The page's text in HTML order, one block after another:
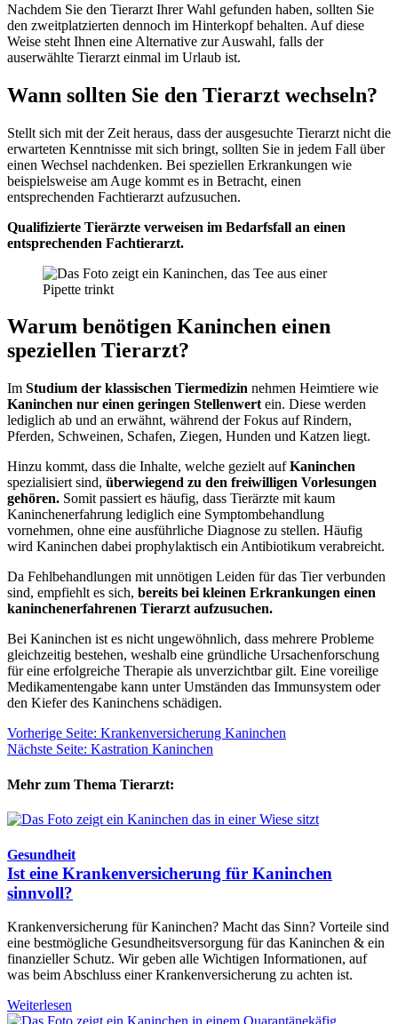
Nachdem Sie den Tierarzt Ihrer Wahl gefunden haben, sollten Sie
den zweitplatzierten dennoch im Hinterkopf behalten. Auf diese
Weise steht Ihnen eine Alternative zur Auswahl, falls der
auserwählte Tierarzt einmal im Urlaub ist.
Wann sollten Sie den Tierarzt wechseln?
Stellt sich mit der Zeit heraus, dass der ausgesuchte Tierarzt nicht die
erwarteten Kenntnisse mit sich bringt, sollten Sie in jedem Fall über
einen Wechsel nachdenken. Bei speziellen Erkrankungen wie
beispielsweise am Auge kommt es in Betracht, einen
entsprechenden Fachtierarzt aufzusuchen.
Qualifizierte Tierärzte verweisen im Bedarfsfall an einen
entsprechenden Fachtierarzt.
Warum benötigen Kaninchen einen
speziellen Tierarzt?
Im Studium der klassischen Tiermedizin nehmen Heimtiere wie
Kaninchen nur einen geringen Stellenwert ein. Diese werden
lediglich ab und an erwähnt, während der Fokus auf Rindern,
Pferden, Schweinen, Schafen, Ziegen, Hunden und Katzen liegt.
Hinzu kommt, dass die Inhalte, welche gezielt aufKaninchen
spezialisiert sind, überwiegend zu den freiwilligen Vorlesungen
gehören. Somit passiert es häufig, dass Tierärzte mit kaum
Kaninchenerfahrung lediglich eine Symptombehandlung
vornehmen, ohne eine ausführliche Diagnose zu stellen. Häufig
wird Kaninchen dabei prophylaktisch ein Antibiotikum verabreicht.
Da Fehlbehandlungen mit unnötigen Leiden für das Tier verbunden
sind, empfiehlt es sich, bereits bei kleinen Erkrankungen einen
kaninchenerfahrenen Tierarzt aufzusuchen.
Bei Kaninchen ist es nicht ungewöhnlich, dass mehrere Probleme
gleichzeitig bestehen, weshalb eine gründliche Ursachenforschung
für eine erfolgreiche Therapie als unverzichtbar gilt. Eine voreilige
Medikamentengabe kann unter Umständen das Immunsystem oder
den Kiefer des Kaninchens schädigen.
Vorherige Seite: Krankenversicherung Kaninchen
Nächste Seite: Kastration Kaninchen
Mehr zum Thema Tierarzt:
Gesundheit
Ist eine Krankenversicherung für Kaninchen
sinnvoll?
Krankenversicherung für Kaninchen? Macht das Sinn? Vorteile sind
eine bestmögliche Gesundheitsversorgung für das Kaninchen & ein
finanzieller Schutz. Wir geben alle Wichtigen Informationen, auf
was beim Abschluss einer Krankenversicherung zu achten ist.
Weiterlesen